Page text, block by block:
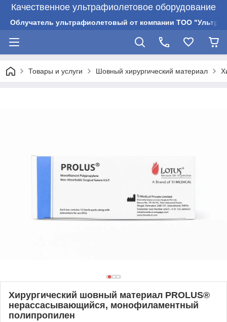
Качественное ультрафиолетовое оборудование
Облучатель ультрафиолетовый от компании ТОО
Товары и услуги Шовный хирургический материал
Хирургический шовный материал PROLUS®
нерассасывающийся, монофиламентный
полипропилен